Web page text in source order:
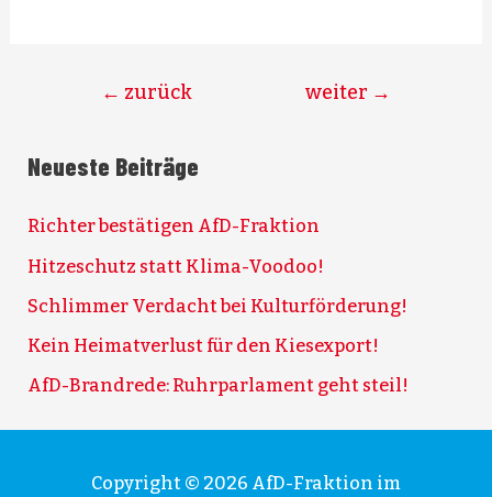
← zurück weiter →
Neueste Beiträge
Richter bestätigen AfD-Fraktion
Hitzeschutz statt Klima-Voodoo!
Schlimmer Verdacht bei Kulturförderung!
Kein Heimatverlust für den Kiesexport!
AfD-Brandrede: Ruhrparlament geht steil!
Copyright © 2026 AfD-Fraktion im